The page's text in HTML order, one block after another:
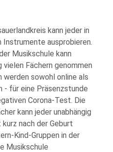
kann jeder in
Instrumente ausprobieren.
Musikschule kann
Fächern genommen
werden sowohl online als
- für eine Präsenzstunde
Corona-Test. Die
kann jeder unabhängig
nach der Geburt
Kind-Gruppen in der
Musikschule